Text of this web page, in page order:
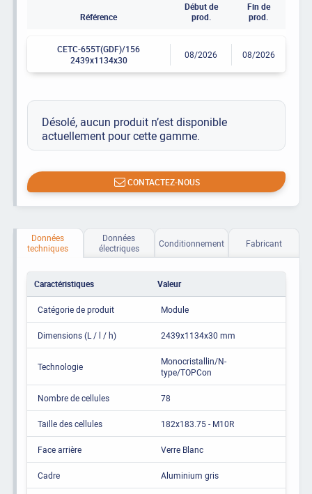
Référence
Début de
prod.
Fin de
prod.
CETC-655T(GDF)/156
2439x1134x30
08/2026 08/2026
Désolé, aucun produit n’est disponible
actuellement pour cette gamme.
CONTACTEZ-NOUS
Données
techniques
Données
électriques
Conditionnement Fabricant
Caractéristiques Valeur
Catégorie de produit Module
Dimensions (L / l / h) 2439x1134x30 mm
Technologie
Monocristallin/N-
type/TOPCon
Nombre de cellules 78
Taille des cellules 182x183.75 - M10R
Face arrière Verre Blanc
Cadre Aluminium gris